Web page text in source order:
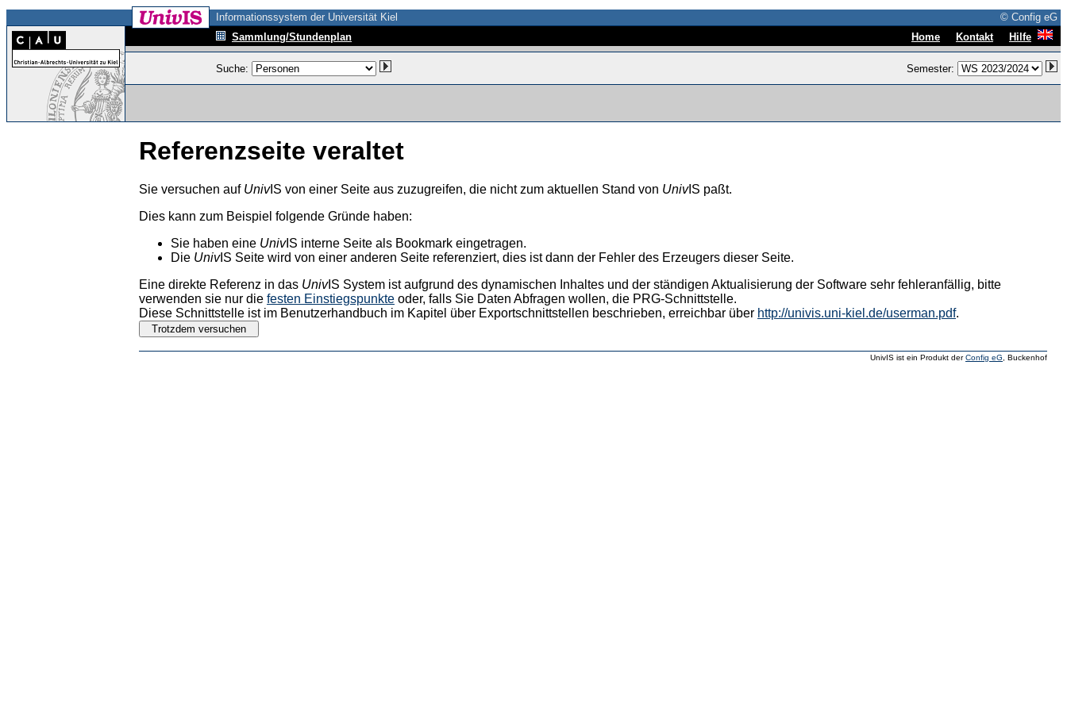
Informationssystem der Universität Kiel
© Config eG
Sammlung/Stundenplan
Home Kontakt Hilfe
Suche: Semester:
Referenzseite veraltet
Sie versuchen auf UnivIS von einer Seite aus zuzugreifen, die nicht zum aktuellen Stand von UnivIS paßt.
Dies kann zum Beispiel folgende Gründe haben:
Sie haben eine UnivIS interne Seite als Bookmark eingetragen.
Die UnivIS Seite wird von einer anderen Seite referenziert, dies ist dann der Fehler des Erzeugers dieser Seite.
Eine direkte Referenz in das UnivIS System ist aufgrund des dynamischen Inhaltes und der ständigen Aktualisierung der Software sehr fehleranfällig, bitte
verwenden sie nur die festen Einstiegspunkte oder, falls Sie Daten Abfragen wollen, die PRG-Schnittstelle.
Diese Schnittstelle ist im Benutzerhandbuch im Kapitel über Exportschnittstellen beschrieben, erreichbar über http://univis.uni-kiel.de/userman.pdf.
UnivIS ist ein Produkt derConfig eG , Buckenhof